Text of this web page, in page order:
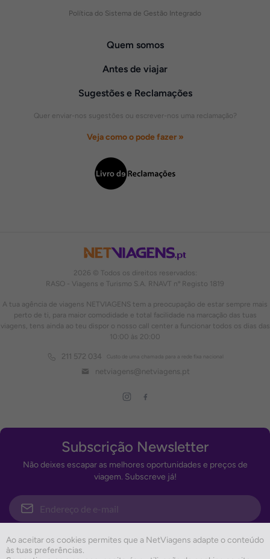
Ao aceitar os cookies permites que a NetViagens adapte o conteúdo
às tuas preferências.
2026 © Todos os direitos reservados:
RASO - Viagens e Turismo S.A. RNAVT nº Registo 1819
A tua agência de viagens NETVIAGENS tem a preocupação de estar sempre mais
perto de ti, para maior comodidade e total facilidade na marcação das tuas
viagens, tens ainda ao teu dispor o nosso call center a funcionar todos os dias das
10:00 às 20:00
211 572 034 Custo de uma chamada para a rede fixa nacional
netviagens@netviagens.pt
Subscrição Newsletter
Não deixes escapar as melhores oportunidades e preços de
viagem. Subscreve já!
Subscrever
Política do Sistema de Gestão Integrado
Quem somos
Antes de viajar
Sugestões e Reclamações
Quer enviar-nos sugestões ou escrever-nos uma reclamação?
Veja como o pode fazer »